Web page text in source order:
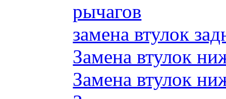
рычагов
замена втулок
Замена втулок
Замена втулок